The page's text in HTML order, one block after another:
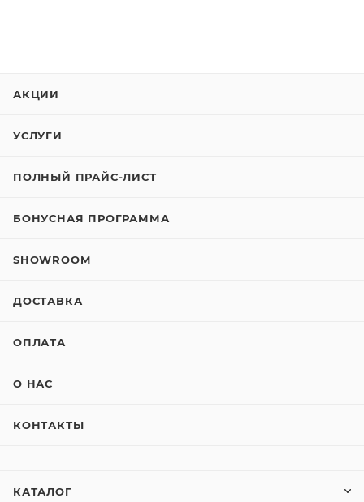
АКЦИИ
УСЛУГИ
ПОЛНЫЙ ПРАЙС-ЛИСТ
БОНУСНАЯ ПРОГРАММА
SHOWROOM
ДОСТАВКА
ОПЛАТА
О НАС
КОНТАКТЫ
КАТАЛОГ